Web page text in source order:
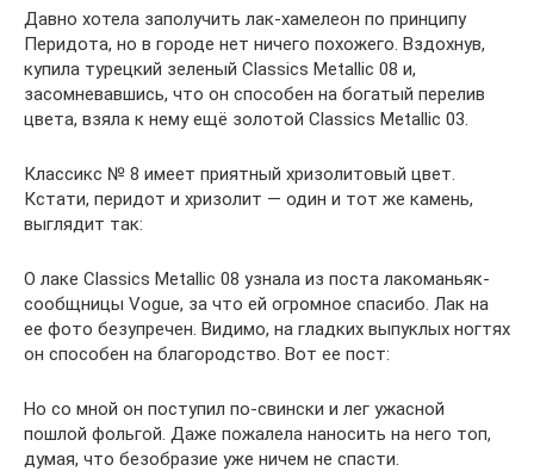
Давно хотела заполучить лак-хамелеон по принципу
Перидота, но в городе нет ничего похожего. Вздохнув,
купила турецкий зеленый Classics Metallic 08 и,
засомневавшись, что он способен на богатый перелив
цвета, взяла к нему ещё золотой Classics Metallic 03.
Классикс № 8 имеет приятный хризолитовый цвет.
Кстати, перидот и хризолит — один и тот же камень,
выглядит так:
О лаке Classics Metallic 08 узнала из поста лакоманьяк-
сообщницы Vogue, за что ей огромное спасибо. Лак на
ее фото безупречен. Видимо, на гладких выпуклых ногтях
он способен на благородство. Вот ее пост:
Но со мной он поступил по-свински и лег ужасной
пошлой фольгой. Даже пожалела наносить на него топ,
думая, что безобразие уже ничем не спасти.